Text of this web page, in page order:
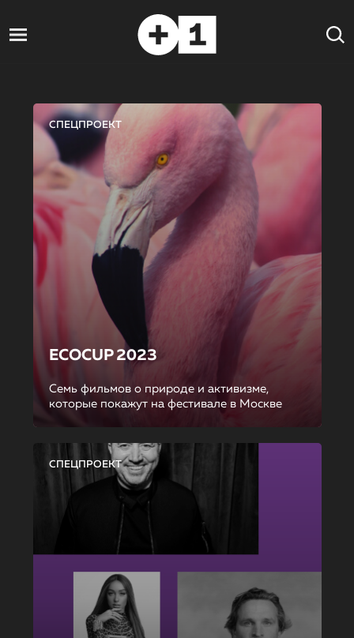
СПЕЦПРОЕКТ
ECOCUP 2023
Семь фильмов о природе и активизме,
которые покажут на фестивале в Москве
СПЕЦПРОЕКТ